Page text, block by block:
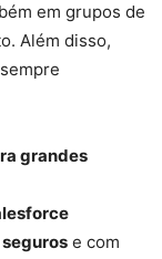
em grupos de
Além disso,
grandes
seguros e com